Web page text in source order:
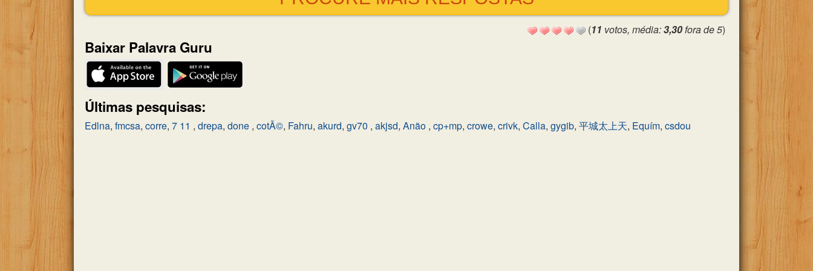
(11 votos, média:3,30fora de 5)
Baixar Palavra Guru
Últimas pesquisas:
Edlna, fmcsa, corre, 7 11 , drepa, done , cotÃ©, Fahru, akurd, gv70 , akjsd, Anão , cp+mp, crowe, crivk, Calla, gygib, 平城太上天, Equím, csdou